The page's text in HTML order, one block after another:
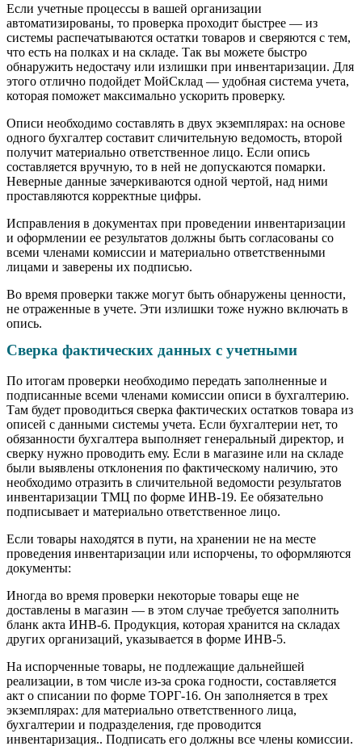
Если учетные процессы в вашей организации
автоматизированы, то проверка проходит быстрее — из
системы распечатываются остатки товаров и сверяются с тем,
что есть на полках и на складе. Так вы можете быстро
обнаружить недостачу или излишки при инвентаризации. Для
этого отлично подойдет МойСклад — удобная система учета,
которая поможет максимально ускорить проверку.
Описи необходимо составлять в двух экземплярах: на основе
одного бухгалтер составит сличительную ведомость, второй
получит материально ответственное лицо. Если опись
составляется вручную, то в ней не допускаются помарки.
Неверные данные зачеркиваются одной чертой, над ними
проставляются корректные цифры.
Исправления в документах при проведении инвентаризации
и оформлении ее результатов должны быть согласованы со
всеми членами комиссии и материально ответственными
лицами и заверены их подписью.
Во время проверки также могут быть обнаружены ценности,
не отраженные в учете. Эти излишки тоже нужно включать в
опись.
Сверка фактических данных с учетными
По итогам проверки необходимо передать заполненные и
подписанные всеми членами комиссии описи в бухгалтерию.
Там будет проводиться сверка фактических остатков товара из
описей с данными системы учета. Если бухгалтерии нет, то
обязанности бухгалтера выполняет генеральный директор, и
сверку нужно проводить ему. Если в магазине или на складе
были выявлены отклонения по фактическому наличию, это
необходимо отразить в сличительной ведомости результатов
инвентаризации ТМЦ по форме ИНВ-19. Ее обязательно
подписывает и материально ответственное лицо.
Если товары находятся в пути, на хранении не на месте
проведения инвентаризации или испорчены, то оформляются
документы:
Иногда во время проверки некоторые товары еще не
доставлены в магазин — в этом случае требуется заполнить
бланк акта ИНВ-6. Продукция, которая хранится на складах
других организаций, указывается в форме ИНВ-5.
На испорченные товары, не подлежащие дальнейшей
реализации, в том числе из-за срока годности, составляется
акт о списании по форме ТОРГ-16. Он заполняется в трех
экземплярах: для материально ответственного лица,
бухгалтерии и подразделения, где проводится
инвентаризация.. Подписать его должны все члены комиссии.